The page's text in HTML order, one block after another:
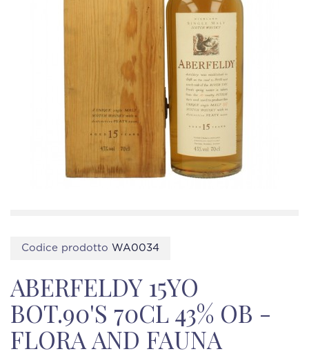
Codice prodotto WA0034
ABERFELDY 15YO
BOT.90'S 70CL 43% OB -
FLORA AND FAUNA